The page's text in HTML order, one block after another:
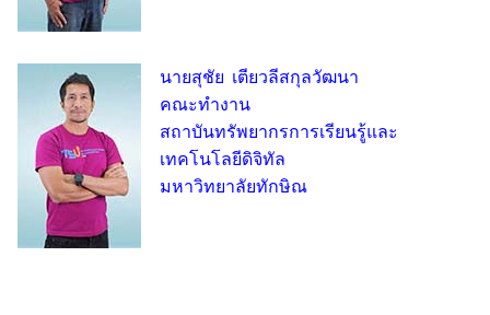
นายสุชัย เตียวลีสกุลวัฒนา
คณะทำงาน
สถาบันทรัพยากรการเรียนรู้และ
เทคโนโลยีดิจิทัล
มหาวิทยาลัยทักษิณ